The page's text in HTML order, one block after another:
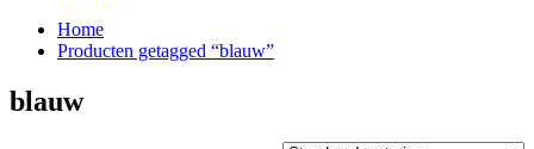
Home
Producten getagged “blauw”
blauw